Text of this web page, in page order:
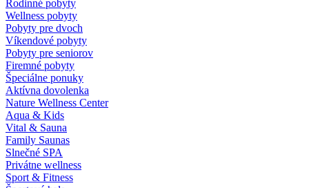
Rodinné pobyty
Wellness pobyty
Pobyty pre dvoch
Víkendové pobyty
Pobyty pre seniorov
Firemné pobyty
Špeciálne ponuky
Aktívna dovolenka
Nature Wellness Center
Aqua & Kids
Vital & Sauna
Family Saunas
Slnečné SPA
Privátne wellness
Sport & Fitness